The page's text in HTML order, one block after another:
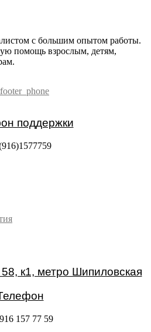
с большим опытом работы.
помощь взрослым, детям,
поддержки
к1, метро Шипиловская
157 77 59